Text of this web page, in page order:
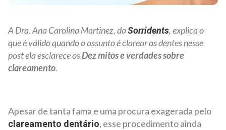
A Dra. Ana Carolina Martinez, daSorridents, explica o
que é válido quando o assunto é clarear os dentes nesse
post ela esclarece osDez mitos e verdades sobre
clareamento.
Apesar de tanta fama e uma procura exagerada pelo
clareamento dentário, esse procedimento ainda